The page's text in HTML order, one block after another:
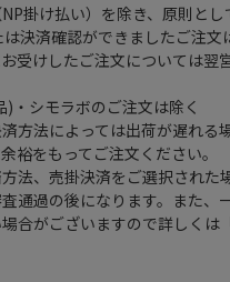
掛け払い）を除き、原則と
決済確認ができましたご注文
受けしたご注文については翌
シモラボのご注文は除く
方法によっては出荷が遅れる
裕をもってご注文ください。
法、売掛決済をご選択された
通過の後になります。また、
合がございますので詳しくは